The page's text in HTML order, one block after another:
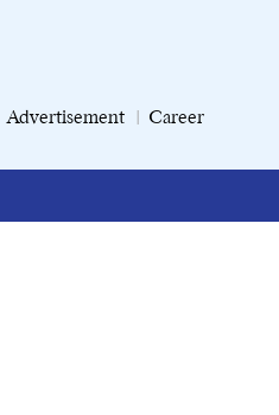
Advertisement Career